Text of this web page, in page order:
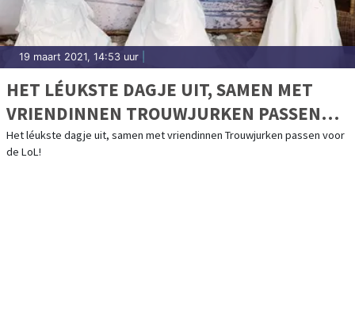
19 maart 2021, 14:53 uur
HET LÉUKSTE DAGJE UIT, SAMEN MET
VRIENDINNEN TROUWJURKEN PASSEN
VOOR DE LOL!
Het léukste dagje uit, samen met vriendinnen Trouwjurken passen voor
de LoL!